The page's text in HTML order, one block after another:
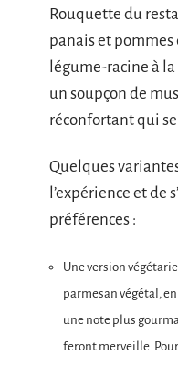
Rouquette du
panais et pommes
légume-racine à
un soupçon de
réconfortant qui
Quelques
l’expérience et de
préférences :
Une version
parmesan végétal,
une note plus
feront merveille.